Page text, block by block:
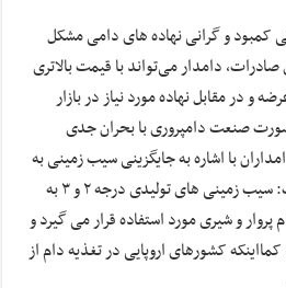
کمبود و گرانی نهاده های دامی مشکل
دامدار می‌تواند با قیمت بالاتری
و در مقابل نهاده مورد نیاز در بازار
صنعت دامپروری با بحران جدی
با اشاره به جایگزینی سیب زمینی به
عنوان بخشی از نهاده دام گفت: سیب زمینی های تولیدی درجه ۲ و ۳ به
و شیری مورد استفاده قرار می گیرد و
کشورهای اروپایی در تغذیه دام از